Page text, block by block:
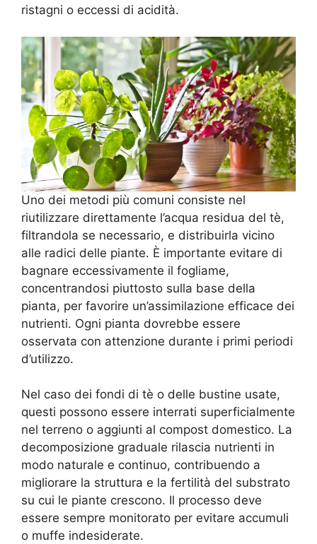
ristagni o eccessi di acidità.
Uno dei metodi più comuni consiste nel
riutilizzare direttamente l’acqua residua del tè,
filtrandola se necessario, e distribuirla vicino
alle radici delle piante. È importante evitare di
bagnare eccessivamente il fogliame,
concentrandosi piuttosto sulla base della
pianta, per favorire un’assimilazione efficace dei
nutrienti. Ogni pianta dovrebbe essere
osservata con attenzione durante i primi periodi
d’utilizzo.
Nel caso dei fondi di tè o delle bustine usate,
questi possono essere interrati superficialmente
nel terreno o aggiunti al compost domestico. La
decomposizione graduale rilascia nutrienti in
modo naturale e continuo, contribuendo a
migliorare la struttura e la fertilità del substrato
su cui le piante crescono. Il processo deve
essere sempre monitorato per evitare accumuli
o muffe indesiderate.